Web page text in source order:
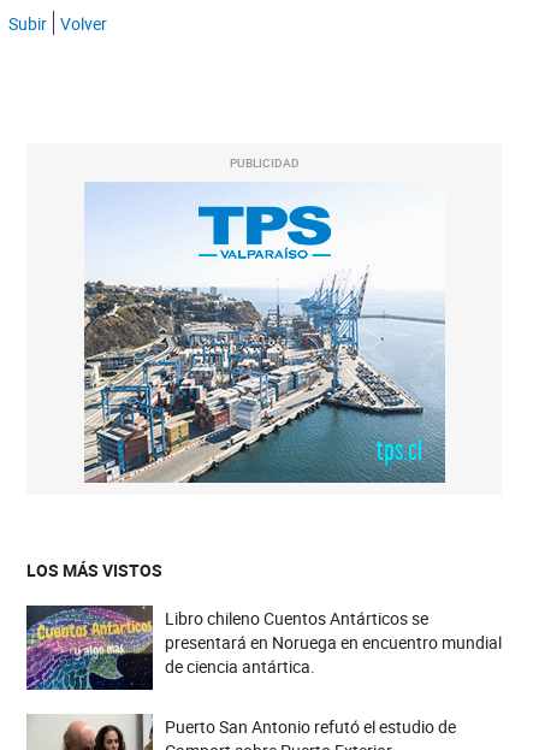
Subir Volver
PUBLICIDAD
LOS MÁS VISTOS
Libro chileno Cuentos Antárticos se
presentará en Noruega en encuentro mundial
de ciencia antártica.
Puerto San Antonio refutó el estudio de